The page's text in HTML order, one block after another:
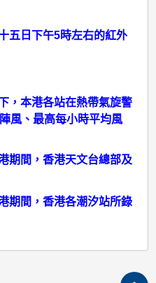
五日下午5時左右的紅外
，本港各站在熱帶氣旋警
風、最高每小時平均風
期間，香港天文台總部及
期間，香港各潮汐站所錄